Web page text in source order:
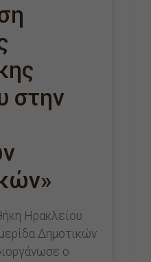
στην
Ηρακλείου
Δημοτικών
ο